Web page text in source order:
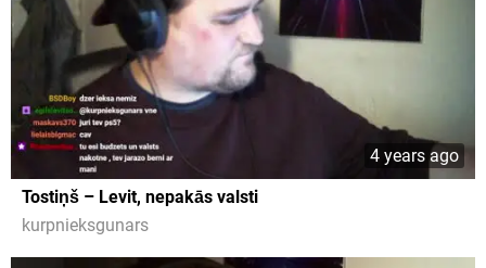
4 years ago
Tostiņš – Levit, nepakās valsti
kurpnieksgunars